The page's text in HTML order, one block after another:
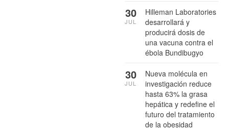
Hilleman Laboratories
desarrollará y
producirá dosis de
una vacuna contra el
ébola Bundibugyo
30
JUL
Nueva molécula en
investigación reduce
hasta 63% la grasa
hepática y redefine el
futuro del tratamiento
de la obesidad
30
JUL